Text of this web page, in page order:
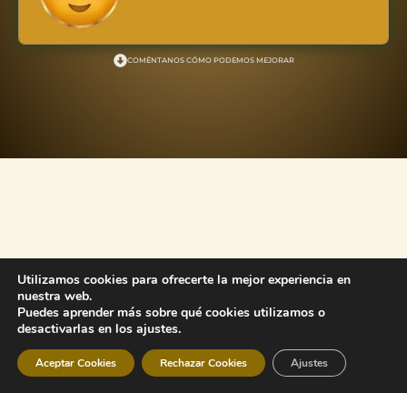
COMÉNTANOS CÓMO PODEMOS MEJORAR
Utilizamos cookies para ofrecerte la mejor experiencia en
nuestra web.
Puedes aprender más sobre qué cookies utilizamos o
desactivarlas en los ajustes.
Aceptar Cookies Rechazar Cookies Ajustes